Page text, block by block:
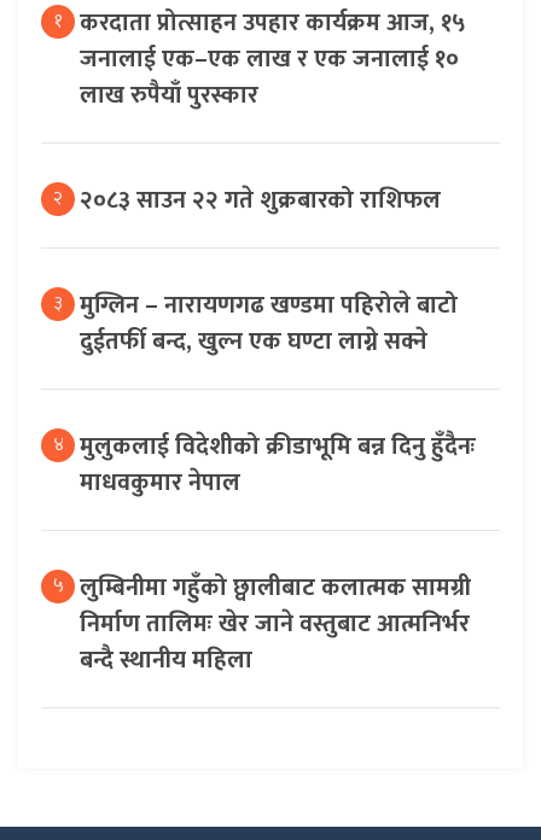
१ करदाता प्रोत्साहन उपहार कार्यक्रम आज, १५
जनालाई एक–एक लाख र एक जनालाई १०
लाख रुपैयाँ पुरस्कार
२ २०८३ साउन २२ गते शुक्रबारको राशिफल
३ मुग्लिन – नारायणगढ खण्डमा पहिरोले बाटो
दुईतर्फी बन्द, खुल्न एक घण्टा लाग्ने सक्ने
४ मुलुकलाई विदेशीको क्रीडाभूमि बन्न दिनु हुँदैनः
माधवकुमार नेपाल
५ लुम्बिनीमा गहुँको छ्वालीबाट कलात्मक सामग्री
निर्माण तालिमः खेर जाने वस्तुबाट आत्मनिर्भर
बन्दै स्थानीय महिला